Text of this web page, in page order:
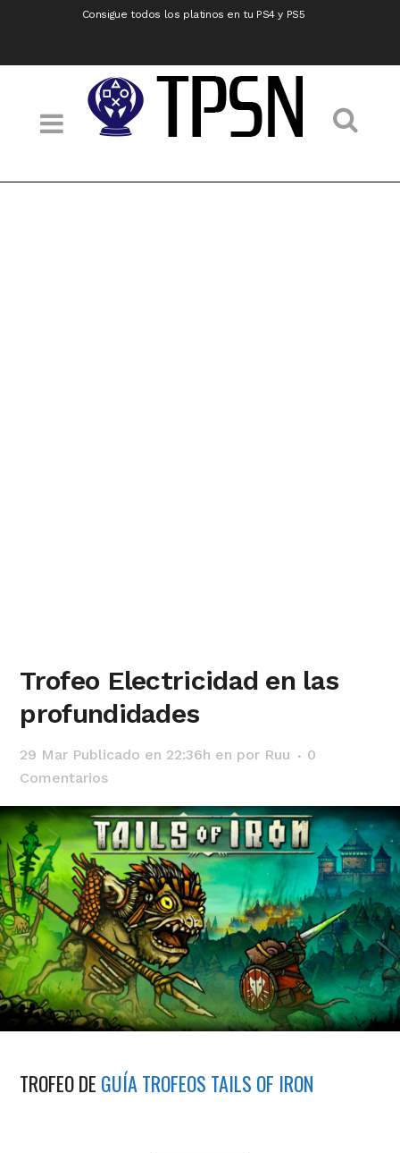
Consigue todos los platinos en tu PS4 y PS5
Trofeo Electricidad en las
profundidades
29 Mar Publicado en 22:36h en por Ruu
0
Comentarios
TROFEO DE GUÍA TROFEOS TAILS OF IRON